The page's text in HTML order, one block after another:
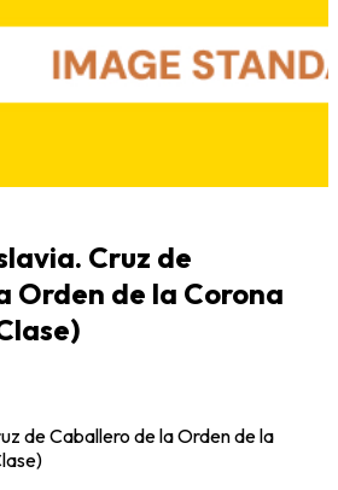
Cruz de
Orden de la Corona
de Caballero de la Orden de la